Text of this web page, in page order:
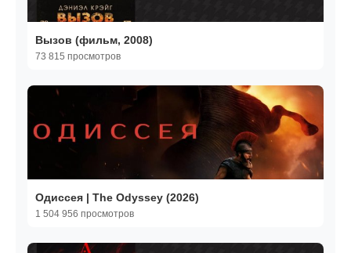
Вызов (фильм, 2008)
73 815 просмотров
Одиссея | The Odyssey (2026)
1 504 956 просмотров